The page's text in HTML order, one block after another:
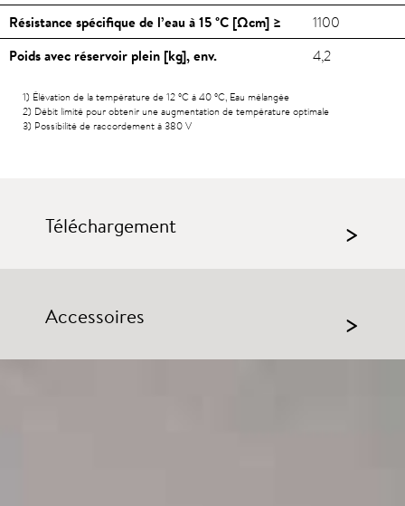
Résistance spécifique de l’eau à 15°C [Ωcm] ≥
Poids avec réservoir plein [kg], env.
1100
4,2
1) Élévation de la température de 12°Cà 40°C, Eau mélangée
2) Débit limité pour obtenir une augmentation de température optimale
3) Possibilité de raccordement à 380 V
Téléchargement >
Accessoires >